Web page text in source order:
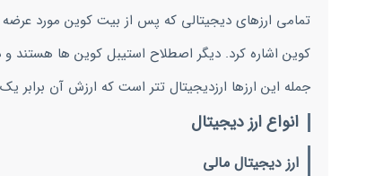
تمامی ارزهای دیجیتالی که پس از بیت کوین مورد عرضه
کوین اشاره کرد. دیگر اصطلاح استیبل کوین ها
جمله این ارزها ارزدیجیتال تتر است که ارزش آن برابر
انواع ارز دیجیتال
ارز دیجیتال مالی